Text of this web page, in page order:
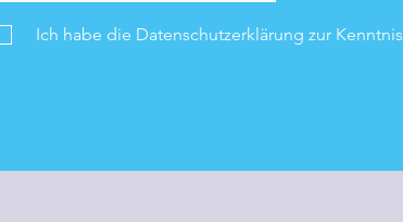
Ich habe die Datenschutzerklärung zur